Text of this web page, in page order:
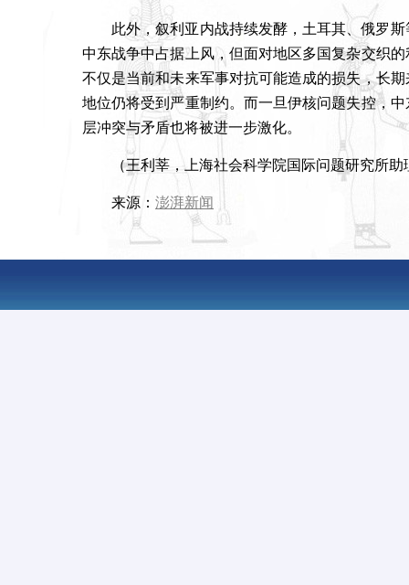
此外，叙利亚内战持续发酵，土耳其、俄罗
中东战争中占据上风，但面对地区多国复杂交织
不仅是当前和未来军事对抗可能造成的损失，长
地位仍将受到严重制约。而一旦伊核问题失控，
层冲突与矛盾也将被进一步激化。
（王利莘，上海社会科学院国际问题研究所
来源： 澎湃新闻